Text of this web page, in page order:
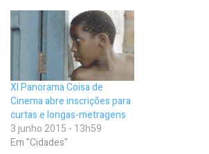
XI Panorama Coisa de
Cinema abre inscrições para
curtas e longas-metragens
3 junho 2015 - 13h59
Em "Cidades"